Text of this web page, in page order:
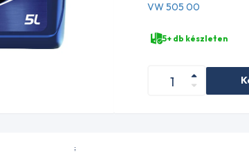
VW 505 00
5+ db készleten